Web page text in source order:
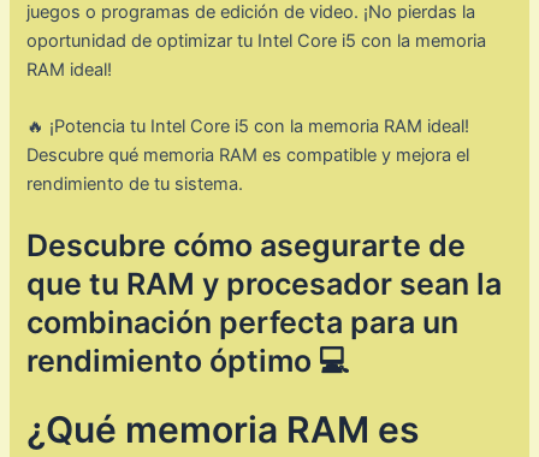
juegos o programas de edición de video. ¡No pierdas la
oportunidad de optimizar tu Intel Core i5 con la memoria
RAM ideal!
🔥 ¡Potencia tu Intel Core i5 con la memoria RAM ideal!
Descubre qué memoria RAM es compatible y mejora el
rendimiento de tu sistema.
Descubre cómo asegurarte de
que tu RAM y procesador sean la
combinación perfecta para un
rendimiento óptimo 💻
¿Qué memoria RAM es